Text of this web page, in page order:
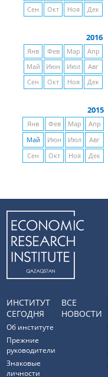
Сен
Окт Ноя Дек
2016
Янв Фев Мар
Апр
Май
Июн Июл
Авг
Сен
Окт Ноя Дек
2015
Янв Фев Мар
Апр
Май
Июн Июл
Авг
Сен
Окт Ноя Дек
ИНСТИТУТ
СЕГОДНЯ
Об институте
Прежние
руководители
Знаковые
личности
ВСЕ
НОВОСТИ